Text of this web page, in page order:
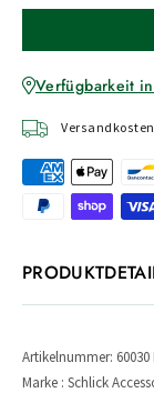
Verfügbarkeit
Artikelnummer: 60030
Marke : Schlick